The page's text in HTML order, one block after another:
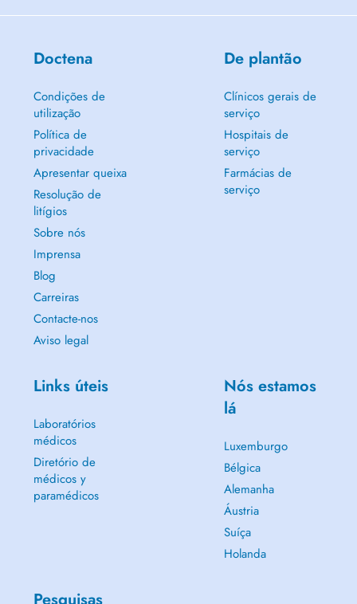
Doctena
Condições de
utilização
Política de
privacidade
Apresentar queixa
Resolução de
litígios
Sobre nós
Imprensa
Blog
Carreiras
Contacte-nos
Aviso legal
De plantão
Clínicos gerais de
serviço
Hospitais de
serviço
Farmácias de
serviço
Links úteis
Laboratórios
médicos
Diretório de
médicos y
paramédicos
Nós estamos
lá
Luxemburgo
Bélgica
Alemanha
Áustria
Suíça
Holanda